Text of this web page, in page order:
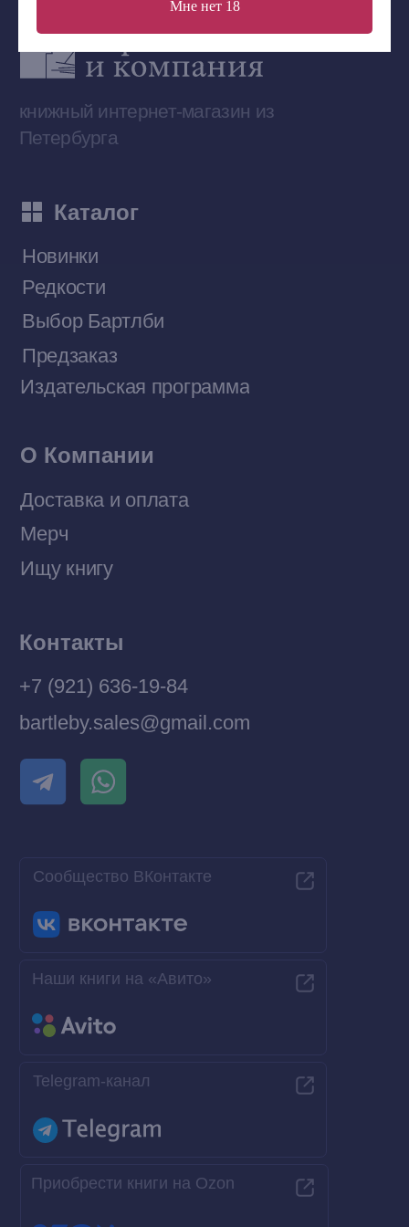
Мне нет 18
Договор оферты
Политика конфиденциальности
© 2026 Все права защищены
Приобрести книги на Ozon
Наши книги на «Авито»